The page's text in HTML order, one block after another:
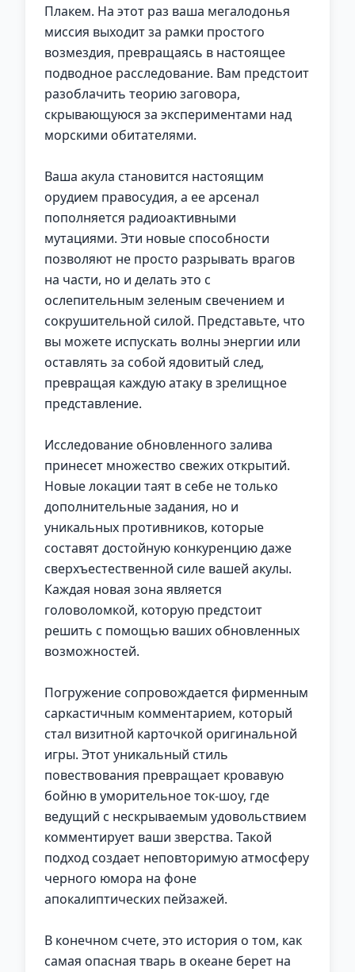
Плакем. На этот раз ваша мегалодонья
миссия выходит за рамки простого
возмездия, превращаясь в настоящее
подводное расследование. Вам предстоит
разоблачить теорию заговора,
скрывающуюся за экспериментами над
морскими обитателями.
Ваша акула становится настоящим
орудием правосудия, а ее арсенал
пополняется радиоактивными
мутациями. Эти новые способности
позволяют не просто разрывать врагов
на части, но и делать это с
ослепительным зеленым свечением и
сокрушительной силой. Представьте, что
вы можете испускать волны энергии или
оставлять за собой ядовитый след,
превращая каждую атаку в зрелищное
представление.
Исследование обновленного залива
принесет множество свежих открытий.
Новые локации таят в себе не только
дополнительные задания, но и
уникальных противников, которые
составят достойную конкуренцию даже
сверхъестественной силе вашей акулы.
Каждая новая зона является
головоломкой, которую предстоит
решить с помощью ваших обновленных
возможностей.
Погружение сопровождается фирменным
саркастичным комментарием, который
стал визитной карточкой оригинальной
игры. Этот уникальный стиль
повествования превращает кровавую
бойню в уморительное ток-шоу, где
ведущий с нескрываемым удовольствием
комментирует ваши зверства. Такой
подход создает неповторимую атмосферу
черного юмора на фоне
апокалиптических пейзажей.
В конечном счете, это история о том, как
самая опасная тварь в океане берет на